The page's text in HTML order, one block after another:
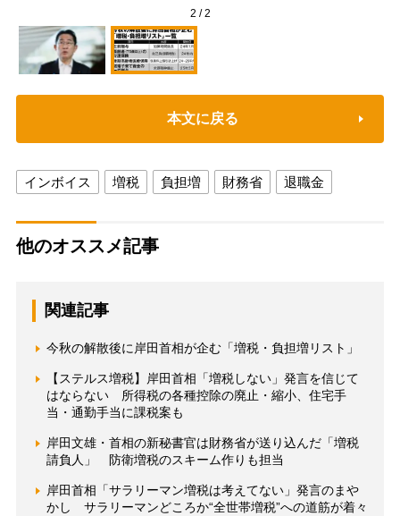
2 /2
本文に戻る
インボイス 増税 負担増 財務省 退職金
他のオススメ記事
関連記事
今秋の解散後に岸田首相が企む「増税・負担増リスト」
【ステルス増税】岸田首相「増税しない」発言を信じて
はならない 所得税の各種控除の廃止・縮小、住宅手
当・通勤手当に課税案も
岸田文雄・首相の新秘書官は財務省が送り込んだ「増税
請負人」 防衛増税のスキーム作りも担当
岸田首相「サラリーマン増税は考えてない」発言のまや
かし サラリーマンどころか“全世帯増税”への道筋が着々